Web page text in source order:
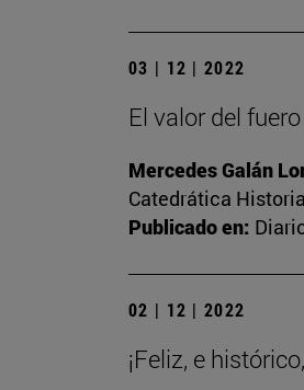
03 | 12 | 2022
El valor del
Mercedes Galán
Catedrática
Publicado en:
02 | 12 | 2022
¡Feliz, e